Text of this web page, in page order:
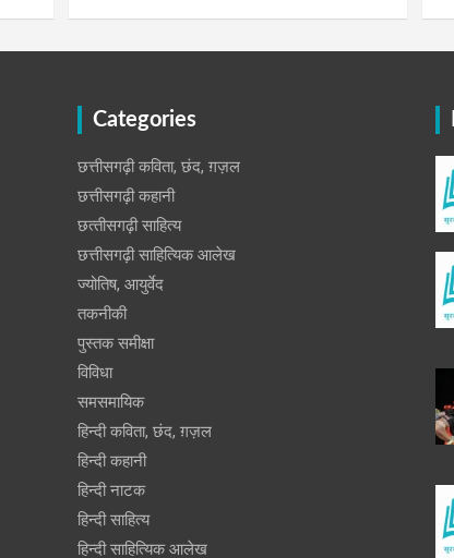
Categories
छत्तीसगढ़ी कविता, छंद, ग़ज़ल
छत्तीसगढ़ी कहानी
छत्‍तीसगढ़ी साहित्‍य
छत्तीसगढ़ी साहित्यिक आलेख
ज्योतिष, आयुर्वेद
तकनीकी
पुस्‍तक समीक्षा
विविधा
समसमायिक
हिन्दी कविता, छंद, ग़ज़ल
हिन्दी कहानी
हिन्‍दी नाटक
हिन्दी साहित्य
हिन्दी साहित्यिक आलेख